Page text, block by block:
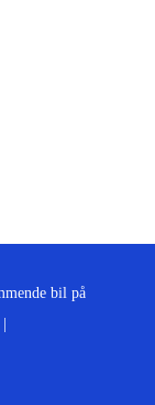
bil på
|